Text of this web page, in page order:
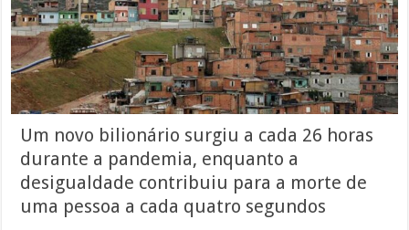
Um novo bilionário surgiu a cada 26 horas
durante a pandemia, enquanto a
desigualdade contribuiu para a morte de
uma pessoa a cada quatro segundos